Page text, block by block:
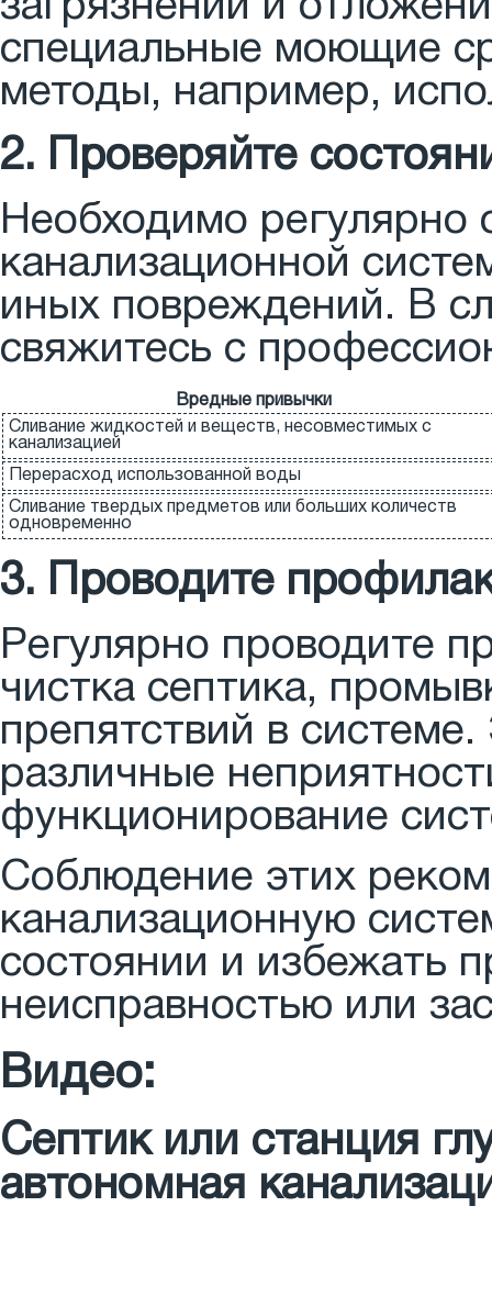
загрязнений и
специальные моющие
методы, например,
2. Проверяйте
Необходимо регулярно
канализационной
иных повреждений. В
свяжитесь с
Вредные привычки
Сливание жидкостей и веществ, несовместимых с
канализацией
Перерасход использованной воды
Сливание твердых предметов или больших количеств
одновременно
3. Проводите
Регулярно проводите
чистка септика,
препятствий в
различные
функционирование
Соблюдение этих
канализационную
состоянии и избежать
неисправностью или
Видео:
Септик или станция
автономная